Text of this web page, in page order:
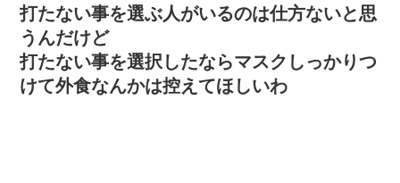
打たない事を選ぶ人がいるのは仕方ないと思
うんだけど
打たない事を選択したならマスクしっかりつ
けて外食なんかは控えてほしいわ